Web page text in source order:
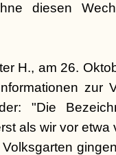
diesen
H., am 26.
zur
"Die
als wir vor etwa